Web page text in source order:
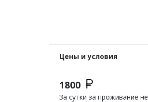
Цены и условия
1800
За сутки за проживание